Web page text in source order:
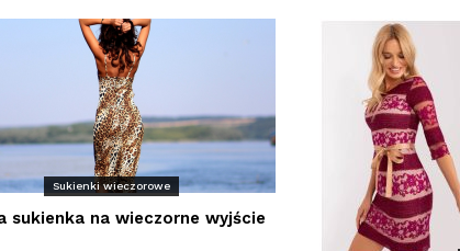
Sukienki wieczorowe
sukienka na wieczorne wyjście